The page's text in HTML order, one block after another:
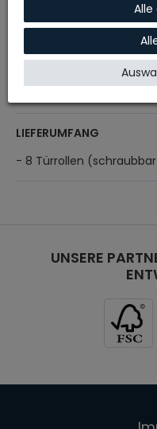
PRODUKTBESCHREIBUNG
- Rolle aus
- Schrauben, Gewinde
- Homogener und
LIEFERUMFANG
- 8 Türrollen
UNSERE